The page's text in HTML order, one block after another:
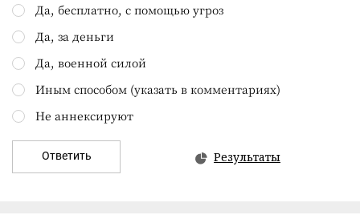
Да, бесплатно, с помощью угроз
Да, за деньги
Да, военной силой
Иным способом (указать в комментариях)
Не аннексируют
Ответить Результаты